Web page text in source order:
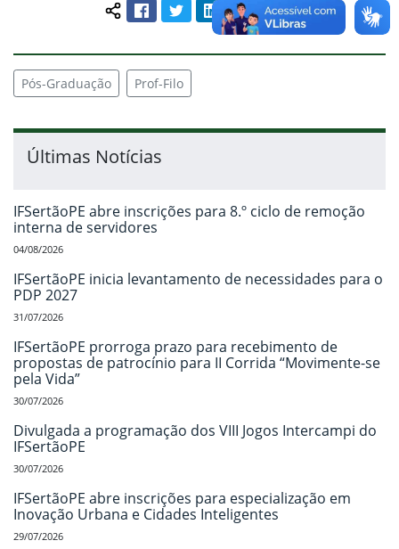
Compartilhar conteúdo:
FacebookTwitterLinkedInPinterestWhatsApp
Pós-Graduação Prof-Filo
Últimas Notícias
IFSertãoPE abre inscrições para 8.º ciclo de remoção
interna de servidores
04/08/2026
IFSertãoPE inicia levantamento de necessidades para o
PDP 2027
31/07/2026
IFSertãoPE prorroga prazo para recebimento de
propostas de patrocínio para II Corrida “Movimente-se
pela Vida”
30/07/2026
Divulgada a programação dos VIII Jogos Intercampi do
IFSertãoPE
30/07/2026
IFSertãoPE abre inscrições para especialização em
Inovação Urbana e Cidades Inteligentes
29/07/2026